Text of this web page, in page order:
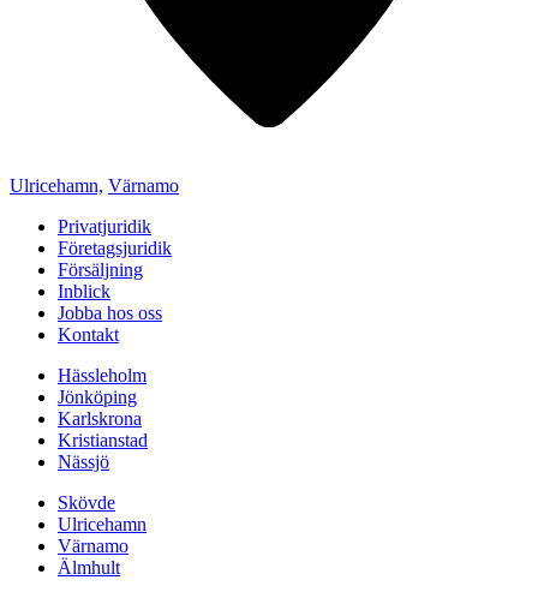
Ulricehamn, Värnamo
Privatjuridik
Företagsjuridik
Försäljning
Inblick
Jobba hos oss
Kontakt
Hässleholm
Jönköping
Karlskrona
Kristianstad
Nässjö
Skövde
Ulricehamn
Värnamo
Älmhult